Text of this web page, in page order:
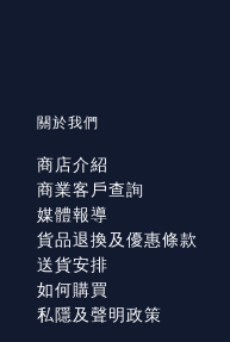
關於我們
商店介紹
商業客戶查詢
媒體報導
貨品退換及優惠條款
送貨安排
如何購買
私隱及聲明政策